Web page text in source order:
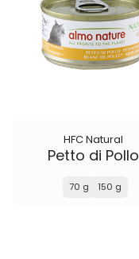
HFC Natural
Petto di Pollo
70 g 150 g